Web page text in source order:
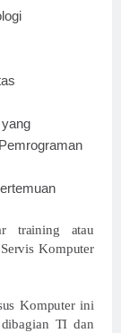
training atau
Komputer
Komputer ini
TI dan